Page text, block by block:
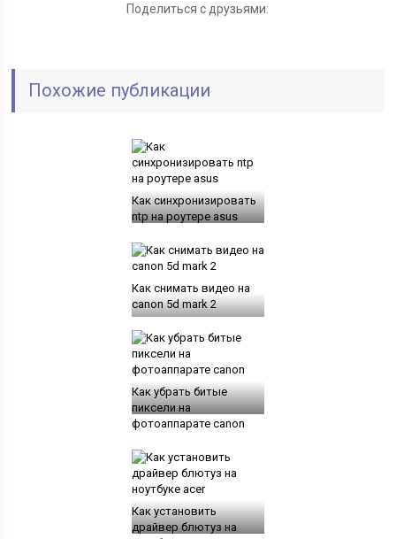
Поделиться с друзьями:
Похожие публикации
Как синхронизировать
ntp на роутере asus
Как снимать видео на
canon 5d mark 2
Как убрать битые
пиксели на
фотоаппарате canon
Как установить
драйвер блютуз на